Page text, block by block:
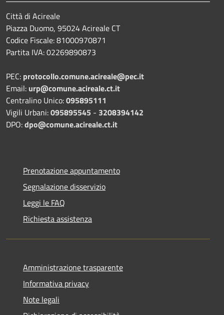
Città di Acireale
Piazza Duomo, 95024 Acireale CT
Codice Fiscale: 81000970871
Partita IVA: 02269890873
PEC: protocollo.comune.acireale@pec.it
Email: urp@comune.acireale.ct.it
Centralino Unico:095895111
Vigili Urbani:095895545 - 3208394142
DPO:dpo@comune.acireale.ct.it
Prenotazione appuntamento
Segnalazione disservizio
Leggi le FAQ
Richiesta assistenza
Amministrazione trasparente
Informativa privacy
Note legali